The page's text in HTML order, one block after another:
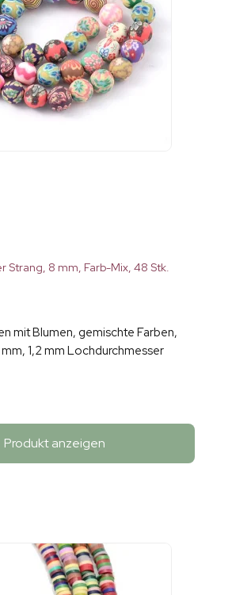
Strang, 8 mm, Farb-Mix, 48 Stk.
mit Blumen, gemischte Farben,
1,2 mm Lochdurchmesser
Produkt anzeigen